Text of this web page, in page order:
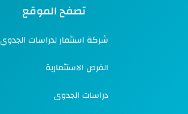
تصفح الموقع
شركة استثمار لدراسات الجدوي
الفرص الاستثمارية
دراسات الجدوى